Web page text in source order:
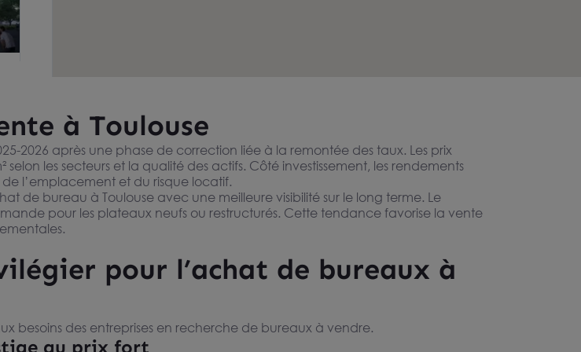
à Toulouse
2026 après une phase de correction liée à la remontée des taux. Les prix
les secteurs et la qualité des actifs. Côté investissement, les rendements
de l’emplacement et du risque locatif.
de bureau à Toulouse avec une meilleure visibilité sur le long terme. Le
pour les plateaux neufs ou restructurés. Cette tendance favorise la vente
pour l’achat de bureaux à
besoins des entreprises en recherche de bureaux à vendre.
au prix fort